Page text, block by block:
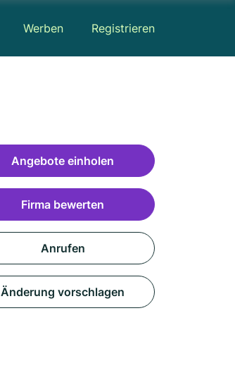
Werben Registrieren
Angebote einholen
Firma bewerten
Anrufen
Änderung vorschlagen